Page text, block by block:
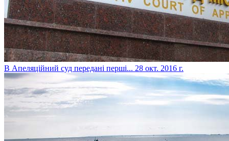
​В Апеляційний суд передані перші... 28 окт. 2016 г.